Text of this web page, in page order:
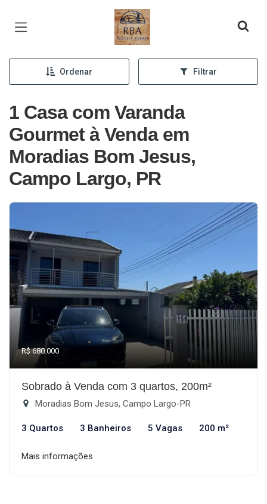
Página inicial
Ordenar Filtrar
1 Casa com Varanda
Gourmet à Venda em
Moradias Bom Jesus,
Campo Largo, PR
R$ 680.000
Sobrado à Venda com 3 quartos, 200m²
Moradias Bom Jesus, Campo Largo-PR
3 Quartos 3 Banheiros 5 Vagas 200 m²
Mais informações